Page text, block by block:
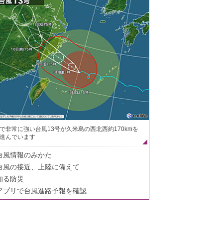
非常に強い台風13号が久米島の西北西約170kmを
んでいます
風情報のみかた
風の接近、上陸に備えて
る防災
プリで台風進路予報を確認